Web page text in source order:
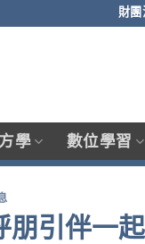
財
學 數位學習
朋引伴一